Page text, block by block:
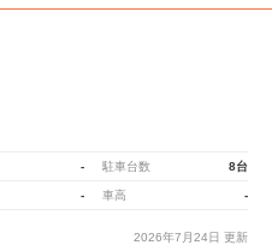
- 駐車台数 8台
- 車高 -
2026年7月24日 更新